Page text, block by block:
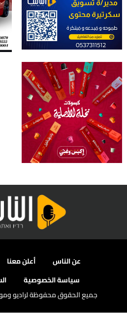
عن الناس أعلن معنا
سياسة الخصوصية
جميع الحقوق محفوظة لراديو وموقع